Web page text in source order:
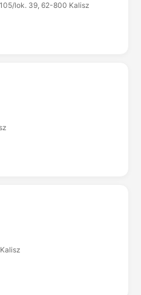
lok. 39, 62-800 Kalisz